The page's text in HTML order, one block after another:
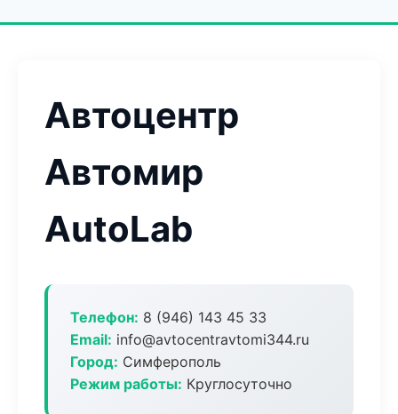
Автоцентр
Автомир
AutoLab
Телефон: 8 (946) 143 45 33
Email: info@avtocentravtomi344.ru
Город: Симферополь
Режим работы: Круглосуточно